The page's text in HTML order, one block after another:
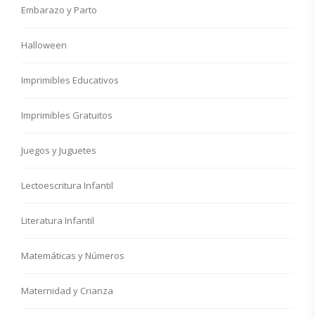
Embarazo y Parto
Halloween
Imprimibles Educativos
Imprimibles Gratuitos
Juegos y Juguetes
Lectoescritura Infantil
Literatura Infantil
Matemáticas y Números
Maternidad y Crianza